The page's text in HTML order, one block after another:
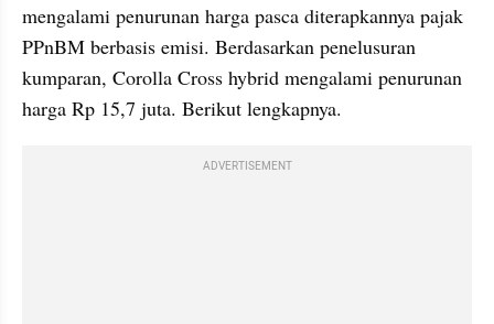
mengalami penurunan harga pasca diterapkannya pajak
PPnBM berbasis emisi. Berdasarkan penelusuran
kumparan, Corolla Cross hybrid mengalami penurunan
harga Rp 15,7 juta. Berikut lengkapnya.
ADVERTISEMENT